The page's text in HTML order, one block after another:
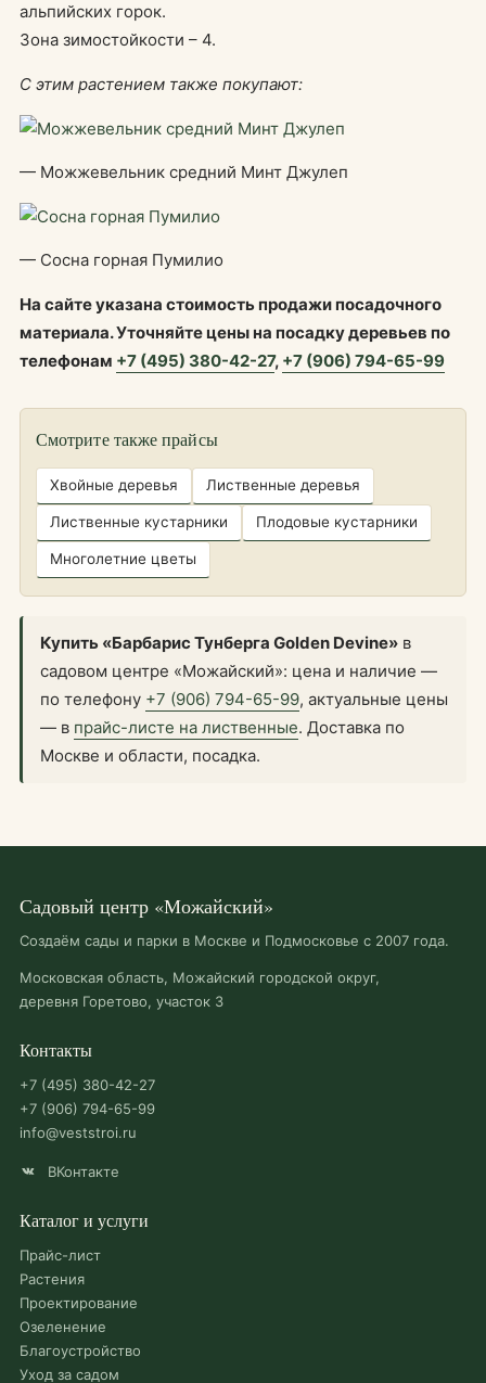
альпийских горок.
Зона зимостойкости – 4.
С этим растением также покупают:
— Можжевельник средний Минт Джулеп
— Сосна горная Пумилио
На сайте указана стоимость продажи посадочного
материала. Уточняйте цены на посадку деревьев по
телефонам +7 (495) 380-42-27, +7 (906) 794-65-99
Смотрите также прайсы
Хвойные деревья Лиственные деревья
Лиственные кустарники Плодовые кустарники
Многолетние цветы
Купить «Барбарис Тунберга Golden Devine» в
садовом центре «Можайский»: цена и наличие —
по телефону +7 (906) 794-65-99, актуальные цены
— в прайс-листе на лиственные. Доставка по
Москве и области, посадка.
Садовый центр «Можайский»
Создаём сады и парки в Москве и Подмосковье с 2007 года.
Московская область, Можайский городской округ,
деревня Горетово, участок 3
Контакты
+7 (495) 380-42-27
+7 (906) 794-65-99
info@veststroi.ru
ВКонтакте
Каталог и услуги
Прайс-лист
Растения
Проектирование
Озеленение
Благоустройство
Уход за садом